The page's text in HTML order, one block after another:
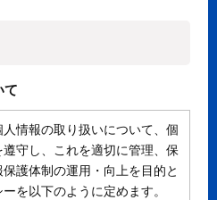
て
情報の取り扱いについて、個
守し、これを適切に管理、保
護体制の運用・向上を目的と
を以下のように定めます。